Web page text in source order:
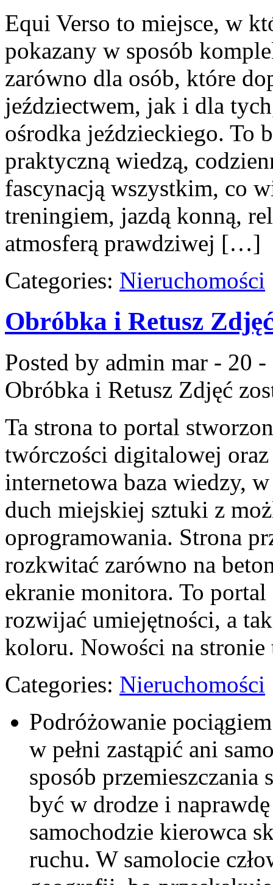
Equi Verso to miejsce, w
pokazany w sposób
zarówno dla osób, które
jeździectwem, jak i dla
ośrodka jeździeckiego. To
praktyczną wiedzą,
fascynacją wszystkim, co
treningiem, jazdą konną,
atmosferą prawdziwej […]
Categories: Nieruchomości
Obróbka i Retusz
Posted by admin mar - 20 -
Obróbka i Retusz Zdjęć
Ta strona to portal
twórczości digitalowej
internetowa baza wiedzy,
duch miejskiej sztuki z
oprogramowania. Strona
rozkwitać zarówno na
ekranie monitora. To
rozwijać umiejętności, a
koloru. Nowości na
Categories: Nieruchomości
Podróżowanie
w pełni zastąpić ani
sposób
być w drodze i
samochodzie kierowca
ruchu. W samolocie